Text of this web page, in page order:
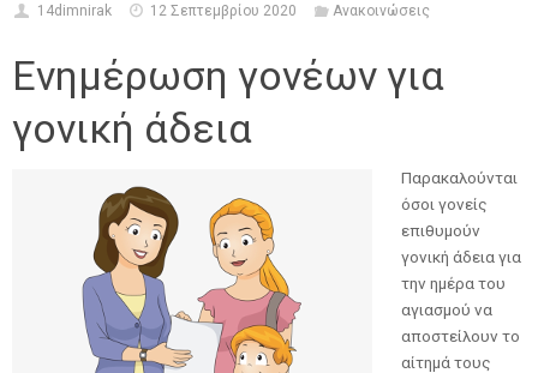
14dimnirak 12 Σεπτεμβρίου 2020 Ανακοινώσεις
Ενημέρωση γονέων για
γονική άδεια
Παρακαλούνται
όσοι γονείς
επιθυμούν
γονική άδεια για
την ημέρα του
αγιασμού να
αποστείλουν το
αίτημά τους